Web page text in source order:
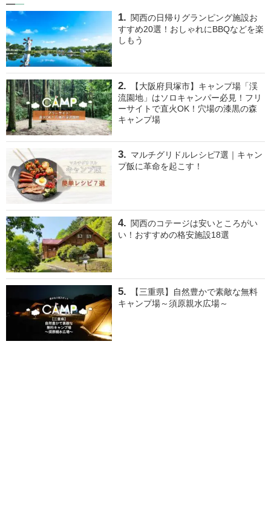
関西の日帰りグランピング施設お
すすめ20選！おしゃれにBBQなどを楽
しもう
【大阪府貝塚市】キャンプ場「渓
流園地」はソロキャンパー必見！フリ
ーサイトで直火OK！穴場の漆黒の森
キャンプ場
マルチグリドルレシピ7選｜キャン
プ飯に革命を起こす！
関西のコテージは安いところがい
い！おすすめの格安施設18選
【三重県】自然豊かで素敵な無料
キャンプ場～須原親水広場～